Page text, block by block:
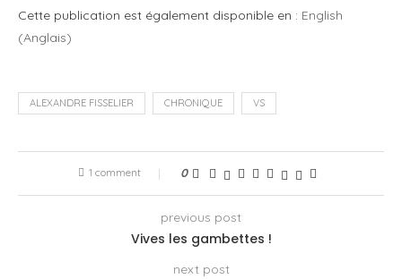
Cette publication est également disponible en : English
(Anglais)
ALEXANDRE FISSELIER CHRONIQUE VS
1 comment 0
previous post
Vives les gambettes !
next post